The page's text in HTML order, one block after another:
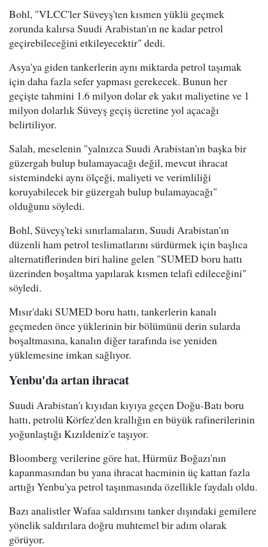
Bohl, "VLCC'ler Süveyş'ten kısmen yüklü geçmek
zorunda kalırsa Suudi Arabistan'ın ne kadar petrol
geçirebileceğini etkileyecektir" dedi.
Asya'ya giden tankerlerin aynı miktarda petrol taşımak
için daha fazla sefer yapması gerekecek. Bunun her
geçişte tahmini 1.6 milyon dolar ek yakıt maliyetine ve 1
milyon dolarlık Süveyş geçiş ücretine yol açacağı
belirtiliyor.
Salah, meselenin "yalnızca Suudi Arabistan'ın başka bir
güzergah bulup bulamayacağı değil, mevcut ihracat
sistemindeki aynı ölçeği, maliyeti ve verimliliği
koruyabilecek bir güzergah bulup bulamayacağı"
olduğunu söyledi.
Bohl, Süveyş'teki sınırlamaların, Suudi Arabistan'ın
düzenli ham petrol teslimatlarını sürdürmek için başlıca
alternatiflerinden biri haline gelen "SUMED boru hattı
üzerinden boşaltma yapılarak kısmen telafi edileceğini"
söyledi.
Mısır'daki SUMED boru hattı, tankerlerin kanalı
geçmeden önce yüklerinin bir bölümünü derin sularda
boşaltmasına, kanalın diğer tarafında ise yeniden
yüklemesine imkan sağlıyor.
Yenbu'da artan ihracat
Suudi Arabistan'ı kıyıdan kıyıya geçen Doğu-Batı boru
hattı, petrolü Körfez'den krallığın en büyük rafinerilerinin
yoğunlaştığı Kızıldeniz'e taşıyor.
Bloomberg verilerine göre hat, Hürmüz Boğazı'nın
kapanmasından bu yana ihracat hacminin üç kattan fazla
arttığı Yenbu'ya petrol taşınmasında özellikle faydalı oldu.
Bazı analistler Wafaa saldırısını tanker dışındaki gemilere
yönelik saldırılara doğru muhtemel bir adım olarak
görüyor.